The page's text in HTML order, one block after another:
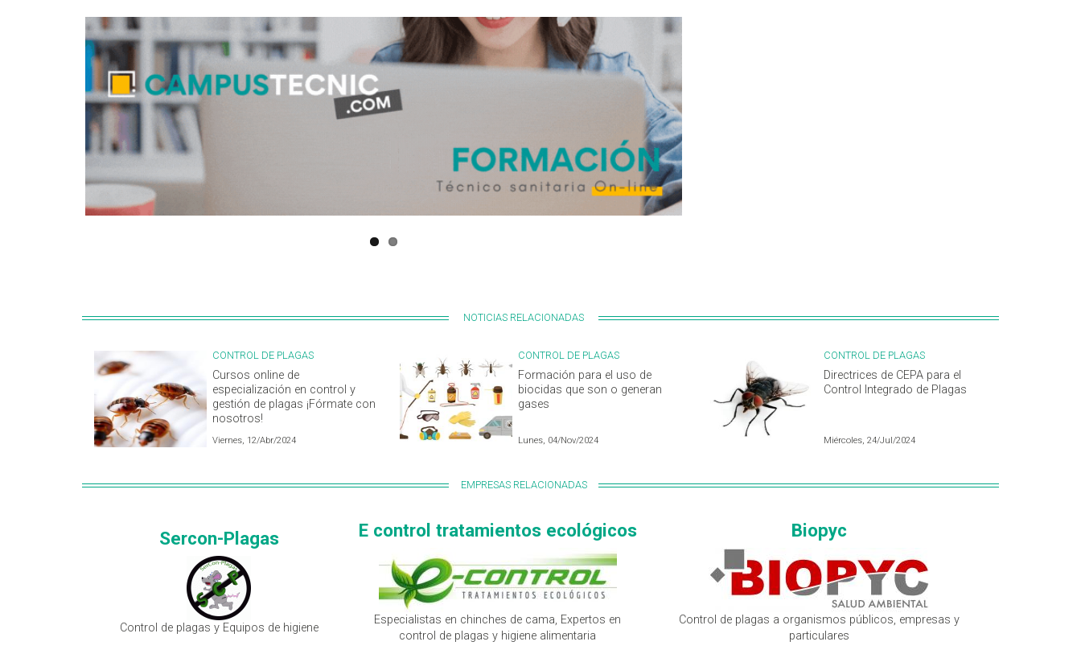
NOTICIAS RELACIONADAS
CONTROL DE PLAGAS
Cursos online de
especialización en control y
gestión de plagas ¡Fórmate con
nosotros!
Viernes, 12/Abr/2024
CONTROL DE PLAGAS
Formación para el uso de
biocidas que son o generan
gases
Lunes, 04/Nov/2024
CONTROL DE PLAGAS
Directrices de CEPA para el
Control Integrado de Plagas
Miércoles, 24/Jul/2024
EMPRESAS RELACIONADAS
Sercon-Plagas
Control de plagas y Equipos de higiene
E control tratamientos ecológicos
Especialistas en chinches de cama, Expertos en
control de plagas y higiene alimentaria
Biopyc
Control de plagas a organismos públicos, empresas y
particulares